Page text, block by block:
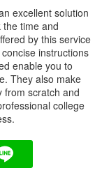
excellent solution
the time and
by this service
instructions
enable you to
They also make
from scratch and
college